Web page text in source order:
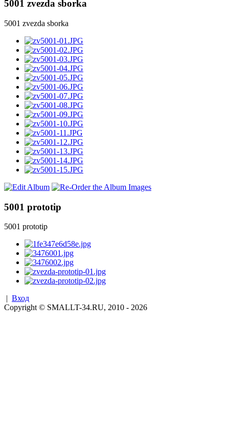
5001 zvezda sborka
5001 zvezda sborka
5001 prototip
5001 prototip
| Вход
Copyright © SMALLT-34.RU, 2010 - 2026